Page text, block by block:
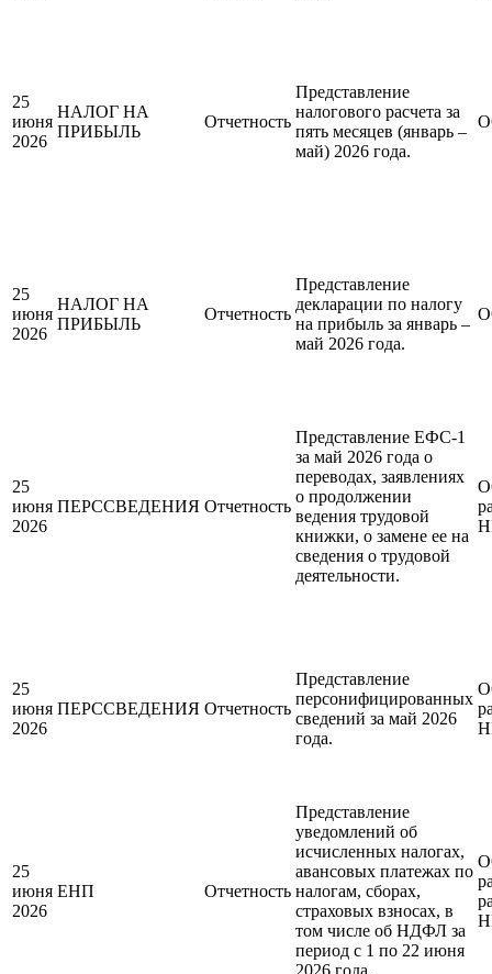
25
июня
2026
НАЛОГ НА
ПРИБЫЛЬ
Отчетность
Представление
налогового расчета за
пять месяцев (январь –
май) 2026 года.
25
июня
2026
НАЛОГ НА
ПРИБЫЛЬ
Отчетность
Представление
декларации по налогу
на прибыль за январь –
май 2026 года.
25
июня
2026
ПЕРССВЕДЕНИЯ Отчетность
Представление ЕФС-1
за май 2026 года о
переводах, заявлениях
о продолжении
ведения трудовой
книжки, о замене ее на
сведения о трудовой
деятельности.
25
июня
2026
ПЕРССВЕДЕНИЯ Отчетность
Представление
персонифицированных
сведений за май 2026
года.
25
июня
2026
ЕНП Отчетность
Представление
уведомлений об
исчисленных налогах,
авансовых платежах по
налогам, сборах,
страховых взносах, в
том числе об НДФЛ за
период с 1 по 22 июня